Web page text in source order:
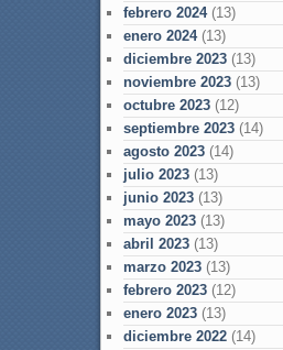
febrero 2024(13)
enero 2024(13)
diciembre 2023(13)
noviembre 2023(13)
octubre 2023(12)
septiembre 2023(14)
agosto 2023(14)
julio 2023(13)
junio 2023(13)
mayo 2023(13)
abril 2023(13)
marzo 2023(13)
febrero 2023(12)
enero 2023(13)
diciembre 2022(14)